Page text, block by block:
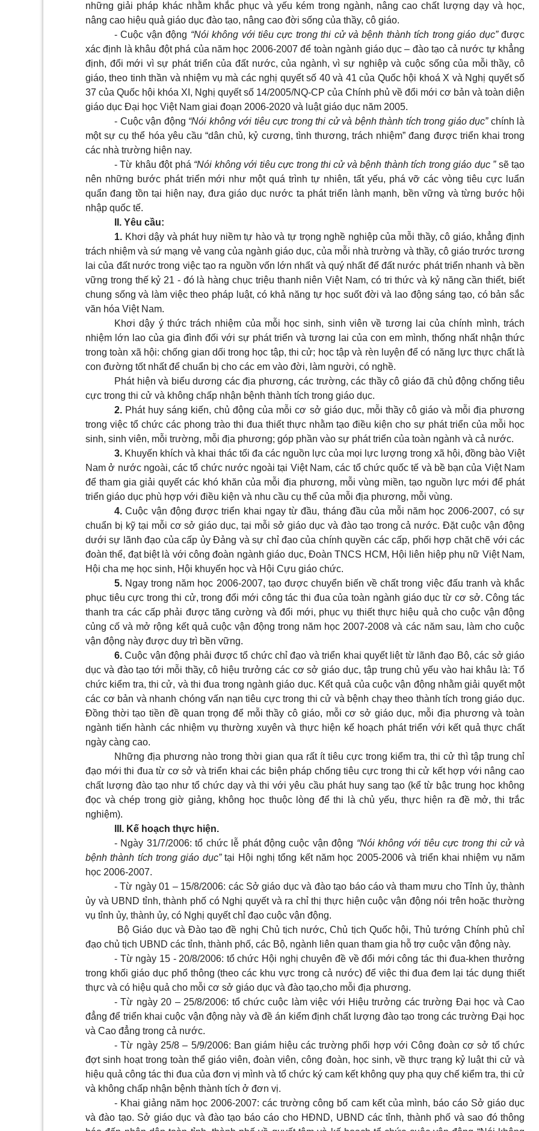
những giải pháp khác nhằm khắc phục và yếu kém trong ngành, nâng cao chất lượng dạy và học,
nâng cao hiệu quả giáo dục đào tạo, nâng cao đời sống của thầy, cô giáo.
- Cuộc vận động “Nói không với tiêu cực trong thi cử và bệnh thành tích trong giáo dục”được
xác định là khâu đột phá của năm học 2006-2007 để toàn ngành giáo dục – đào tạo cả nước tự khẳng
định, đổi mới vì sự phát triển của đất nước, của ngành, vì sự nghiệp và cuộc sống của mỗi thầy, cô
giáo, theo tinh thần và nhiệm vụ mà các nghị quyết số 40 và 41 của Quốc hội khoá X và Nghị quyết số
37 của Quốc hội khóa XI, Nghị quyết số 14/2005/NQ-CP của Chính phủ về đổi mới cơ bản và toàn diện
giáo dục Đại học Việt Nam giai đoạn 2006-2020 và luật giáo dục năm 2005.
- Cuộc vận động “Nói không với tiêu cực trong thi cử và bệnh thành tích trong giáo dục”chính là
một sự cụ thể hóa yêu cầu “dân chủ, kỷ cương, tình thương, trách nhiệm” đang được triển khai trong
các nhà trường hiện nay.
- Từ khâu đột phá “Nói không với tiêu cực trong thi cử và bệnh thành tích trong giáo dục ”sẽ tạo
nên những bước phát triển mới như một quá trình tự nhiên, tất yếu, phá vỡ các vòng tiêu cực luẩn
quẩn đang tồn tại hiện nay, đưa giáo dục nước ta phát triển lành mạnh, bền vững và từng bước hội
nhập quốc tế.
II. Yêu cầu:
1. Khơi dậy và phát huy niềm tự hào và tự trọng nghề nghiệp của mỗi thầy, cô giáo, khẳng định
trách nhiệm và sứ mạng vẻ vang của ngành giáo dục, của mỗi nhà trường và thầy, cô giáo trước tương
lai của đất nước trong việc tạo ra nguồn vốn lớn nhất và quý nhất để đất nước phát triển nhanh và bền
vững trong thế kỷ 21 - đó là hàng chục triệu thanh niên Việt Nam, có tri thức và kỷ năng cần thiết, biết
chung sống và làm việc theo pháp luật, có khả năng tự học suốt đời và lao động sáng tạo, có bản sắc
văn hóa Việt Nam.
Khơi dậy ý thức trách nhiệm của mỗi học sinh, sinh viên về tương lai của chính mình, trách
nhiệm lớn lao của gia đình đối với sự phát triển và tương lai của con em mình, thống nhất nhận thức
trong toàn xã hội: chống gian dối trong học tập, thi cử; học tập và rèn luyện để có năng lực thực chất là
con đường tốt nhất để chuẩn bị cho các em vào đời, làm người, có nghề.
Phát hiện và biểu dương các địa phương, các trường, các thầy cô giáo đã chủ động chống tiêu
cực trong thi cử và không chấp nhận bệnh thành tích trong giáo dục.
2. Phát huy sáng kiến, chủ động của mỗi cơ sở giáo dục, mỗi thầy cô giáo và mỗi địa phương
trong việc tổ chức các phong trào thi đua thiết thực nhằm tạo điều kiện cho sự phát triển của mỗi học
sinh, sinh viên, mỗi trường, mỗi địa phương; góp phần vào sự phát triển của toàn ngành và cả nước.
3. Khuyến khích và khai thác tối đa các nguồn lực của mọi lực lượng trong xã hội, đồng bào Việt
Nam ở nước ngoài, các tổ chức nước ngoài tại Việt Nam, các tổ chức quốc tế và bề bạn của Việt Nam
để tham gia giải quyết các khó khăn của mỗi địa phương, mỗi vùng miền, tạo nguồn lực mới để phát
triển giáo dục phù hợp với điều kiện và nhu cầu cụ thể của mỗi địa phương, mỗi vùng.
4. Cuộc vận động được triển khai ngay từ đầu, tháng đầu của mỗi năm học 2006-2007, có sự
chuẩn bị kỹ tại mỗi cơ sở giáo dục, tại mỗi sở giáo dục và đào tạo trong cả nước. Đặt cuộc vận động
dưới sự lãnh đạo của cấp ủy Đảng và sự chỉ đạo của chính quyền các cấp, phối hợp chặt chẽ với các
đoàn thể, đạt biệt là với công đoàn ngành giáo dục, Đoàn TNCS HCM, Hội liên hiệp phụ nữ Việt Nam,
Hội cha mẹ học sinh, Hội khuyến học và Hội Cựu giáo chức.
5. Ngay trong năm học 2006-2007, tạo được chuyển biến về chất trong việc đấu tranh và khắc
phục tiêu cực trong thi cử, trong đổi mới công tác thi đua của toàn ngành giáo dục từ cơ sở. Công tác
thanh tra các cấp phải được tăng cường và đổi mới, phục vụ thiết thực hiệu quả cho cuộc vận động
củng cố và mở rộng kết quả cuộc vận động trong năm học 2007-2008 và các năm sau, làm cho cuộc
vận động này được duy trì bền vững.
6. Cuộc vận động phải được tổ chức chỉ đạo và triển khai quyết liệt từ lãnh đạo Bộ, các sở giáo
dục và đào tạo tới mỗi thầy, cô hiệu trưởng các cơ sở giáo dục, tập trung chủ yếu vào hai khâu là: Tổ
chức kiểm tra, thi cử, và thi đua trong ngành giáo dục. Kết quả của cuộc vận động nhằm giải quyết một
các cơ bản và nhanh chóng vấn nạn tiêu cực trong thi cử và bệnh chạy theo thành tích trong giáo dục.
Đồng thời tạo tiền đề quan trọng để mỗi thầy cô giáo, mỗi cơ sở giáo dục, mỗi địa phương và toàn
ngành tiến hành các nhiệm vụ thường xuyên và thực hiện kế hoạch phát triển với kết quả thực chất
ngày càng cao.
Những địa phương nào trong thời gian qua rất ít tiêu cực trong kiểm tra, thi cử thì tập trung chỉ
đạo mới thi đua từ cơ sở và triển khai các biện pháp chống tiêu cực trong thi cử kết hợp với nâng cao
chất lượng đào tạo như tổ chức dạy và thi với yêu cầu phát huy sang tạo (kể từ bậc trung học không
đọc và chép trong giờ giảng, không học thuộc lòng để thi là chủ yếu, thực hiện ra đề mở, thi trắc
nghiệm).
III. Kế hoạch thực hiện.
- Ngày 31/7/2006: tổ chức lễ phát động cuộc vận động “Nói không với tiêu cực trong thi cử và
bệnh thành tích trong giáo dục”tại Hội nghị tổng kết năm học 2005-2006 và triển khai nhiệm vụ năm
học 2006-2007.
- Từ ngày 01 – 15/8/2006: các Sở giáo dục và đào tạo báo cáo và tham mưu cho Tỉnh ủy, thành
ủy và UBND tỉnh, thành phố có Nghị quyết và ra chỉ thị thực hiện cuộc vận động nói trên hoặc thường
vụ tỉnh ủy, thành ủy, có Nghị quyết chỉ đạo cuộc vận động.
Bộ Giáo dục và Đào tạo đề nghị Chủ tịch nước, Chủ tịch Quốc hội, Thủ tướng Chính phủ chỉ
đạo chủ tịch UBND các tỉnh, thành phố, các Bộ, ngành liên quan tham gia hỗ trợ cuộc vận động này.
- Từ ngày 15 - 20/8/2006: tổ chức Hội nghị chuyên đề về đổi mới công tác thi đua-khen thưởng
trong khối giáo dục phổ thông (theo các khu vực trong cả nước) để việc thi đua đem lại tác dụng thiết
thực và có hiệu quả cho mỗi cơ sở giáo dục và đào tạo,cho mỗi địa phương.
- Từ ngày 20 – 25/8/2006: tổ chức cuộc làm việc với Hiệu trưởng các trường Đại học và Cao
đẳng để triển khai cuộc vận động này và đề án kiểm định chất lượng đào tạo trong các trường Đại học
và Cao đẳng trong cả nước.
- Từ ngày 25/8 – 5/9/2006: Ban giám hiệu các trường phối hợp với Công đoàn cơ sở tổ chức
đợt sinh hoạt trong toàn thể giáo viên, đoàn viên, công đoàn, học sinh, về thực trạng kỷ luật thi cử và
hiệu quả công tác thi đua của đơn vị mình và tổ chức ký cam kết không quy phạ quy chế kiểm tra, thi cử
và không chấp nhận bệnh thành tích ở đơn vị.
- Khai giảng năm học 2006-2007: các trường công bố cam kết của mình, báo cáo Sở giáo dục
và đào tạo. Sở giáo dục và đào tạo báo cáo cho HĐND, UBND các tỉnh, thành phố và sao đó thông